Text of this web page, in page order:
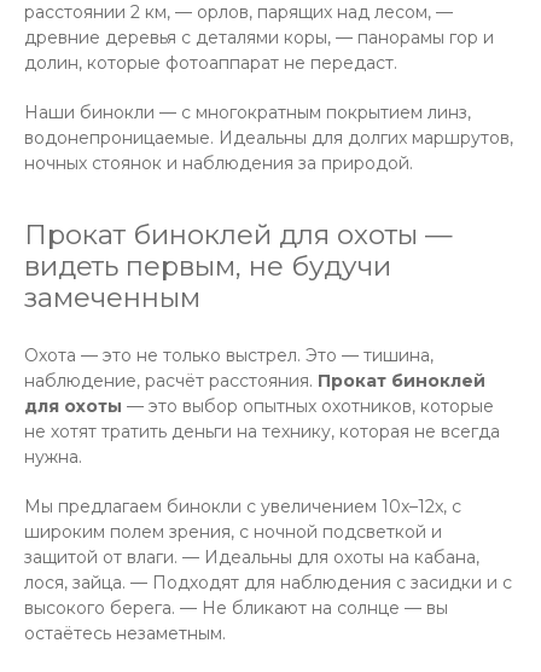
расстоянии 2 км, — орлов, парящих над лесом, —
древние деревья с деталями коры, — панорамы гор и
долин, которые фотоаппарат не передаст.
Наши бинокли — с многократным покрытием линз,
водонепроницаемые. Идеальны для долгих маршрутов,
ночных стоянок и наблюдения за природой.
Прокат биноклей для охоты —
видеть первым, не будучи
замеченным
Охота — это не только выстрел. Это — тишина,
наблюдение, расчёт расстояния. Прокат биноклей
для охоты — это выбор опытных охотников, которые
не хотят тратить деньги на технику, которая не всегда
нужна.
Мы предлагаем бинокли с увеличением 10x–12x, с
широким полем зрения, с ночной подсветкой и
защитой от влаги. — Идеальны для охоты на кабана,
лося, зайца. — Подходят для наблюдения с засидки и с
высокого берега. — Не бликают на солнце — вы
остаётесь незаметным.